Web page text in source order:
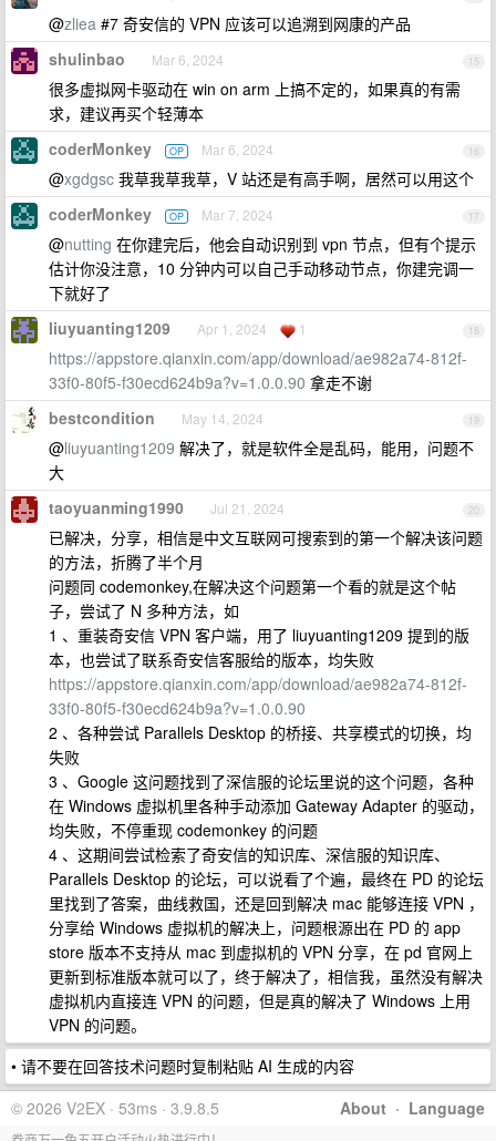
@zliea #7 奇安信的 VPN 应该可以追溯到网康的产品
15
shulinbao Mar 6, 2024
很多虚拟网卡驱动在 win on arm 上搞不定的，如果真的有需
求，建议再买个轻薄本
16
coderMonkey OP Mar 6, 2024
@xgdgsc 我草我草我草，V 站还是有高手啊，居然可以用这个
17
coderMonkey OP Mar 7, 2024
@nutting 在你建完后，他会自动识别到 vpn 节点，但有个提示
估计你没注意，10 分钟内可以自己手动移动节点，你建完调一
下就好了
18
liuyuanting1209 Apr 1, 2024 1
https://appstore.qianxin.com/app/download/ae982a74-812f-
33f0-80f5-f30ecd624b9a?v=1.0.0.90 拿走不谢
19
bestcondition May 14, 2024
@liuyuanting1209 解决了，就是软件全是乱码，能用，问题不
大
20
taoyuanming1990 Jul 21, 2024
已解决，分享，相信是中文互联网可搜索到的第一个解决该问题
的方法，折腾了半个月
问题同 codemonkey,在解决这个问题第一个看的就是这个帖
子，尝试了 N 多种方法，如
1 、重装奇安信 VPN 客户端，用了 liuyuanting1209 提到的版
本，也尝试了联系奇安信客服给的版本，均失败
https://appstore.qianxin.com/app/download/ae982a74-812f-
33f0-80f5-f30ecd624b9a?v=1.0.0.90
2 、各种尝试 Parallels Desktop 的桥接、共享模式的切换，均
失败
3 、Google 这问题找到了深信服的论坛里说的这个问题，各种
在 Windows 虚拟机里各种手动添加 Gateway Adapter 的驱动，
均失败，不停重现 codemonkey 的问题
4 、这期间尝试检索了奇安信的知识库、深信服的知识库、
Parallels Desktop 的论坛，可以说看了个遍，最终在 PD 的论坛
里找到了答案，曲线救国，还是回到解决 mac 能够连接 VPN ，
分享给 Windows 虚拟机的解决上，问题根源出在 PD 的 app
store 版本不支持从 mac 到虚拟机的 VPN 分享，在 pd 官网上
更新到标准版本就可以了，终于解决了，相信我，虽然没有解决
虚拟机内直接连 VPN 的问题，但是真的解决了 Windows 上用
VPN 的问题。
• 请不要在回答技术问题时复制粘贴 AI 生成的内容
About · Language
© 2026 V2EX · 53ms · 3.9.8.5